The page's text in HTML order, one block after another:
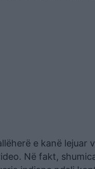
e kanë
Në fakt,